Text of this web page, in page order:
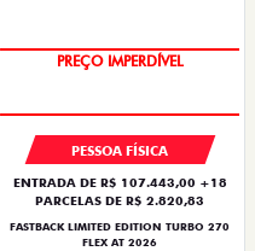
PREÇO IMPERDÍVEL
PESSOA FÍSICA
ENTRADA DE R$ 107.443,00 +18
PARCELAS DE R$ 2.820,83
FASTBACK LIMITED EDITION TURBO 270
FLEX AT 2026